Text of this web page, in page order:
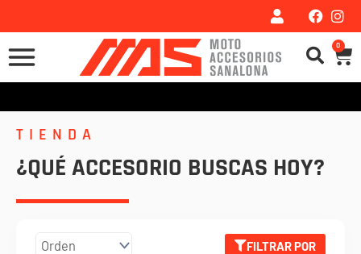
al
contenido
0
TIENDA
¿QUÉ ACCESORIO BUSCAS HOY?
FILTRAR POR